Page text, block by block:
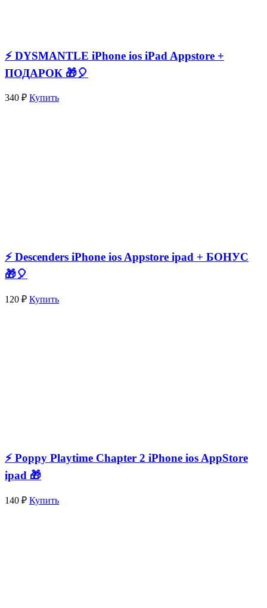
⚡️ DYSMANTLE iPhone ios iPad Appstore +
ПОДАРОК 🎁🎈
340 ₽ Купить
⚡️ Descenders iPhone ios Appstore ipad + БОНУС
🎁🎈
120 ₽ Купить
⚡️ Poppy Playtime Chapter 2 iPhone ios AppStore
ipad 🎁
140 ₽ Купить